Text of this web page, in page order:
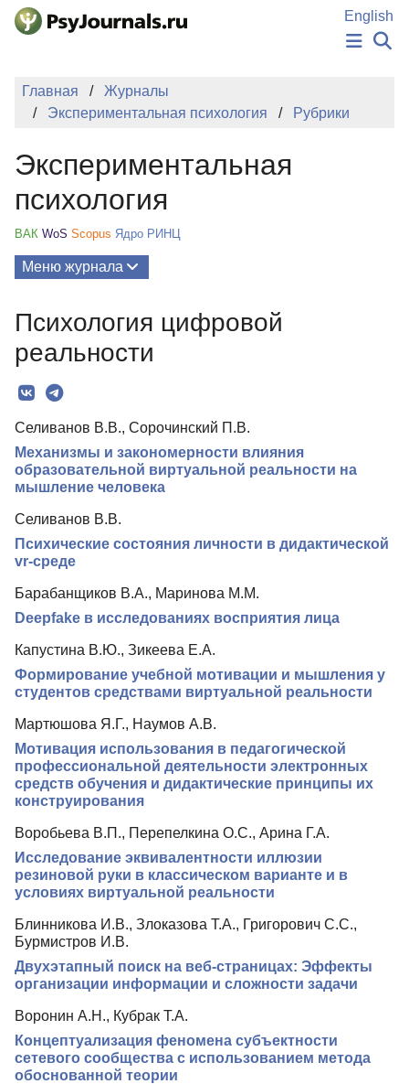
Перейти к основному содержанию
English
НОВОСТИ
БАЗА ЗНАНИЙ
Регистрация
Главная
Журналы
Экспериментальная психология
Рубрики
Экспериментальная
психология
ВАК WoS Scopus Ядро РИНЦ
Меню журнала
Редколлегия
Редакционная политика
Индексирование
Препринты
Подписка
Контакты
Психология цифровой
реальности
Селиванов В.В., Сорочинский П.В.
Механизмы и закономерности влияния
образовательной виртуальной реальности на
мышление человека
Селиванов В.В.
Психические состояния личности в дидактической
vr-среде
Барабанщиков В.А., Маринова М.М.
Deepfake в исследованиях восприятия лица
Капустина В.Ю., Зикеева Е.А.
Формирование учебной мотивации и мышления у
студентов средствами виртуальной реальности
Мартюшова Я.Г., Наумов А.В.
Мотивация использования в педагогической
профессиональной деятельности электронных
средств обучения и дидактические принципы их
конструирования
Воробьева В.П., Перепелкина О.С., Арина Г.А.
Исследование эквивалентности иллюзии
резиновой руки в классическом варианте и в
условиях виртуальной реальности
Блинникова И.В., Злоказова Т.А., Григорович С.С.,
Бурмистров И.В.
Двухэтапный поиск на веб-страницах: Эффекты
организации информации и сложности задачи
Воронин А.Н., Кубрак Т.А.
Концептуализация феномена субъектности
сетевого сообщества с использованием метода
обоснованной теории